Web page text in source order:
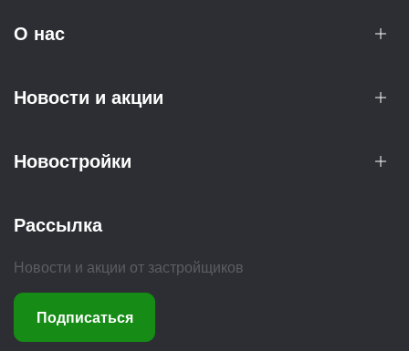
О нас
Новости и акции
Новостройки
Рассылка
Новости и акции от застройщиков
Подписаться